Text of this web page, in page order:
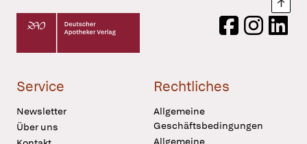
Deutscher Apotheker Verlag Logo
FacebookInstagram
Service
Newsletter
Über uns
Rechtliches
Allgemeine
Geschäftsbedingungen
Allgemeine